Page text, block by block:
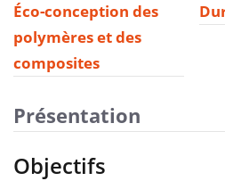
Éco-conception des
polymères et des
composites
Présentation
Objectifs